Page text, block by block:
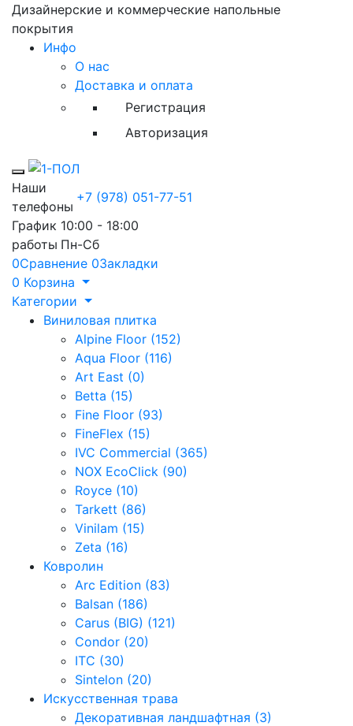
Дизайнерские и коммерческие напольные
покрытия
Инфо
О нас
Доставка и оплата
Регистрация
Авторизация
Toggle mobile menu
Наши
телефоны
+7 (978) 051-77-51
График
работы
10:00 - 18:00
Пн-Сб
0Сравнение 0Закладки
0 Корзина
Категории
Виниловая плитка
Alpine Floor (152)
Aqua Floor (116)
Art East (0)
Betta (15)
Fine Floor (93)
FineFlex (15)
IVC Commercial (365)
NOX EcoClick (90)
Royce (10)
Tarkett (86)
Vinilam (15)
Zeta (16)
Ковролин
Arc Edition (83)
Balsan (186)
Carus (BIG) (121)
Condor (20)
ITC (30)
Sintelon (20)
Искусственная трава
Декоративная ландшафтная (3)